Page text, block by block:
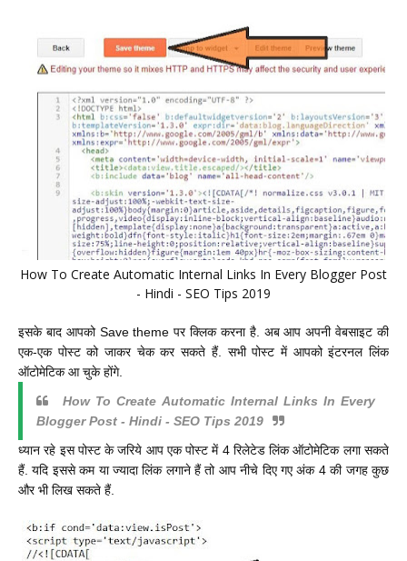
How To Create Automatic Internal Links In Every Blogger Post
- Hindi - SEO Tips 2019
इसके बाद आपको Save theme पर क्लिक करना है. अब आप अपनी वेबसाइट की
एक-एक पोस्ट को जाकर चेक कर सकते हैं. सभी पोस्ट में आपको इंटरनल लिंक
ऑटोमेटिक आ चुके होंगे.
How To Create Automatic Internal Links In Every
Blogger Post - Hindi - SEO Tips 2019
ध्यान रहे इस पोस्ट के जरिये आप एक पोस्ट में 4 रिलेटेड लिंक ऑटोमेटिक लगा सकते
हैं. यदि इससे कम या ज्यादा लिंक लगाने हैं तो आप नीचे दिए गए अंक 4 की जगह कुछ
और भी लिख सकते हैं.